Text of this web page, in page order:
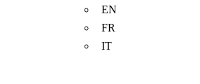
EN
FR
IT